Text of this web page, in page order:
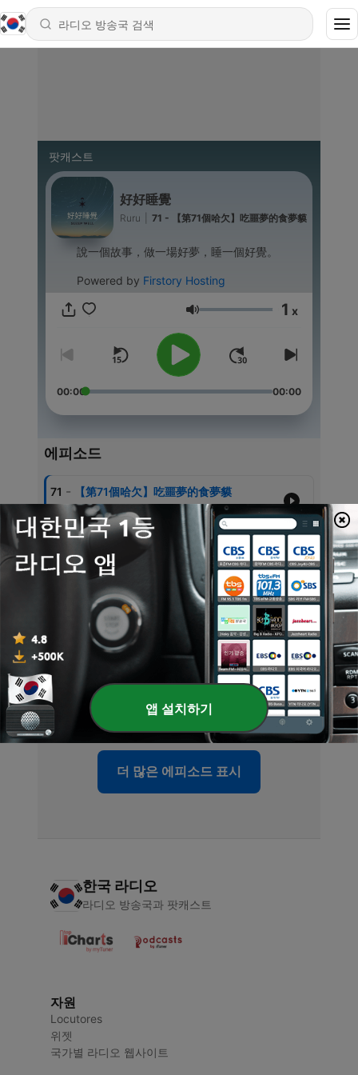
팟캐스트
好好睡覺
Ruru 71 - 【第71個哈欠】吃噩夢的食夢貘
說一個故事，做一場好夢，睡一個好覺。
Powered by Firstory Hosting
음량 1 x
00:00 00:00
에피소드
71 - 【第71個哈欠】吃噩夢的食夢貘
09 8월 2026
70 - 【第70個哈欠】阿南西的智慧寶盒
19 7월 2026
【第69個哈欠】愛畫貓的男孩
09 7월 2026
【第68個哈欠】星星銀幣
19 6월 2026
【第67個哈欠】飯糰滾阿滾
09 6월 2026
더 많은 에피소드 표시
한국 라디오
라디오 방송국과 팟캐스트
자원
Locutores
위젯
국가별 라디오 웹사이트
앱 설치하기